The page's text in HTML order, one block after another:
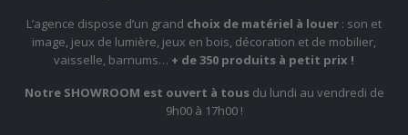
L’agence dispose d’un grand choix de matériel à louer : son et
image, jeux de lumière, jeux en bois, décoration et de mobilier,
vaisselle, barnums… + de 350 produits à petit prix !
Notre SHOWROOM est ouvert à tousdu lundi au vendredi de
9h00 à 17h00 !